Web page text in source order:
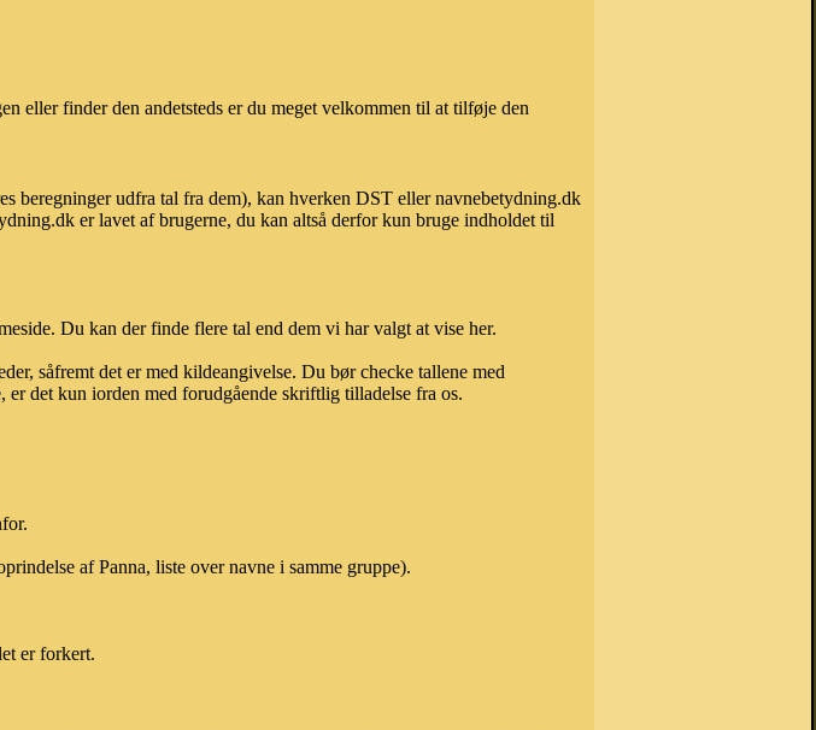
eller finder den andetsteds er du meget velkommen til at tilføje den
beregninger udfra tal fra dem), kan hverken DST eller navnebetydning.dk
er lavet af brugerne, du kan altså derfor kun bruge indholdet til
Du kan der finde flere tal end dem vi har valgt at vise her.
såfremt det er med kildeangivelse. Du bør checke tallene med
det kun iorden med forudgående skriftlig tilladelse fra os.
af Panna, liste over navne i samme gruppe).
er forkert.